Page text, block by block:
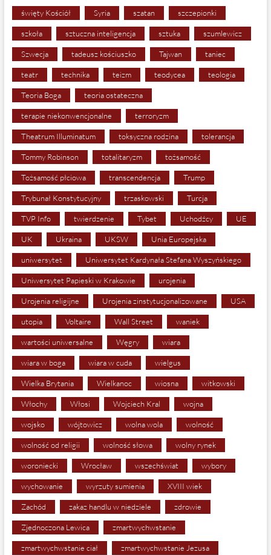
święty Kościół Syria szatan szczepionki
szkoła sztuczna inteligencja sztuka szumlewicz
Szwecja tadeusz kościuszko Tajwan taniec
teatr technika teizm teodycea teologia
Teoria Boga teoria ostateczna
terapie niekonwencjonalne terroryzm
Theatrum Illuminatum toksyczna rodzina tolerancja
Tommy Robinson totalitaryzm tożsamość
Tożsamość płciowa transcendencja Trump
Trybunał Konstytucyjny trzaskowski Turcja
TVP Info twierdzenie Tybet Uchodźcy UE
UK Ukraina UKSW Unia Europejska
uniwersytet Uniwersytet Kardynała Stefana Wyszyńskiego
Uniwersytet Papieski w Krakowie urojenia
Urojenia religijne Urojenia zinstytucjonalizowane USA
utopia Voltaire Wall Street waniek
wartości uniwersalne Węgry wiara
wiara w boga wiara w cuda wielgus
Wielka Brytania Wielkanoc wiosna witkowski
Włochy Włosi Wojciech Kral wojna
wojsko wójtowicz wolna wola wolność
wolność od religii wolność słowa wolny rynek
woroniecki Wrocław wszechświat wybory
wychowanie wyrzuty sumienia XVIII wiek
Zachód zakaz handlu w niedziele zdrowie
Zjednoczona Lewica zmartwychwstanie
zmartwychwstanie ciał zmartwychwstanie Jezusa